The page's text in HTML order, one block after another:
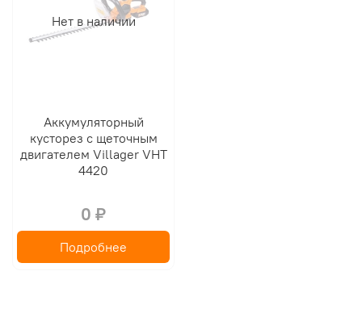
Нет в наличии
Аккумуляторный
кусторез с щеточным
двигателем Villager VHT
4420
0 ₽
Подробнее